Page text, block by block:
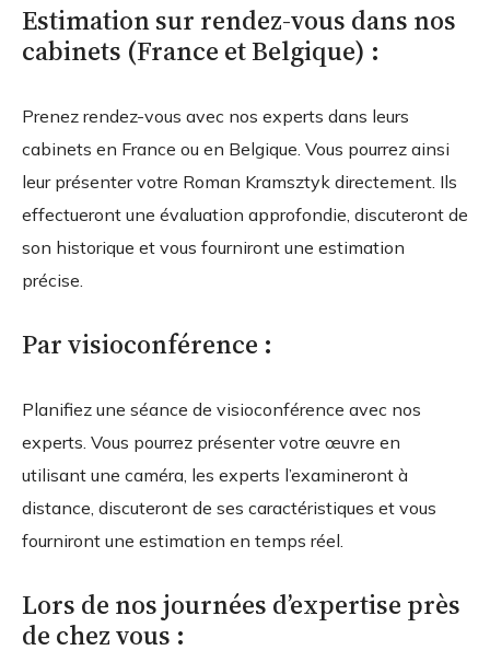
Estimation sur rendez-vous dans nos
cabinets (France et Belgique) :
Prenez rendez-vous avec nos experts dans leurs
cabinets en France ou en Belgique. Vous pourrez ainsi
leur présenter votre Roman Kramsztyk directement. Ils
effectueront une évaluation approfondie, discuteront de
son historique et vous fourniront une estimation
précise.
Par visioconférence :
Planifiez une séance de visioconférence avec nos
experts. Vous pourrez présenter votre œuvre en
utilisant une caméra, les experts l’examineront à
distance, discuteront de ses caractéristiques et vous
fourniront une estimation en temps réel.
Lors de nos journées d’expertise près
de chez vous :